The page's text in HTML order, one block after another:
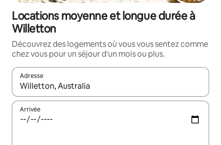
Locations moyenne et longue durée à
Willetton
Découvrez des logements où vous vous sentez comme
chez vous pour un séjour d'un mois ou plus.
Adresse
Lorsque les résultats s'affichent, utilisez les flèches vers le
Arrivée